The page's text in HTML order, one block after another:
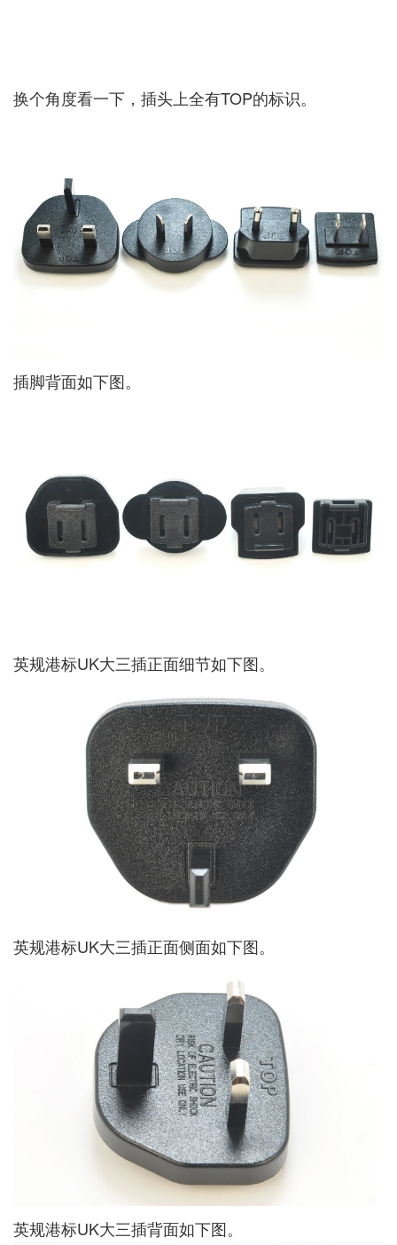
换个角度看一下，插头上全有TOP的标识。
插脚背面如下图。
英规港标UK大三插正面细节如下图。
英规港标UK大三插正面侧面如下图。
英规港标UK大三插背面如下图。